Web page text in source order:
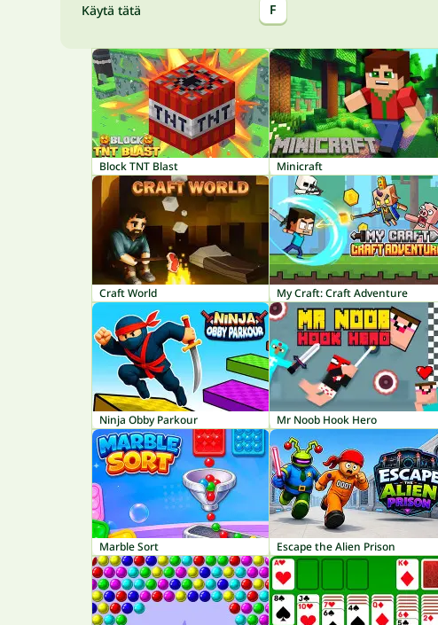
Käytä tätä F
Block TNT Blast Minicraft
Craft World My Craft: Craft Adventure
Ninja Obby Parkour Mr Noob Hook Hero
Marble Sort Escape the Alien Prison